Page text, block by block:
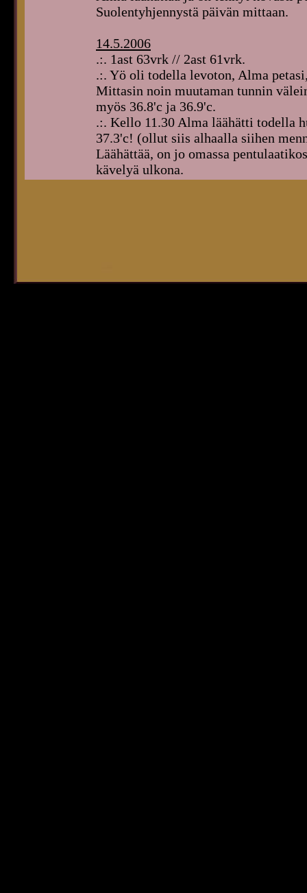
Suolentyhjennystä päivän mittaan.
14.5.2006
.:. 1ast 63vrk // 2ast 61vrk.
.:. Yö oli todella levoton, Alma
Mittasin noin muutaman tunnin
myös 36.8'c ja 36.9'c.
.:. Kello 11.30 Alma läähätti todella
37.3'c! (ollut siis alhaalla siihen
Läähättää, on jo omassa
kävelyä ulkona.